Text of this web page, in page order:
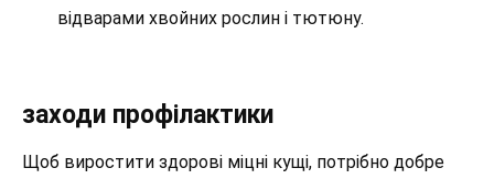
відварами хвойних рослин і тютюну.
заходи профілактики
Щоб виростити здорові міцні кущі, потрібно добре